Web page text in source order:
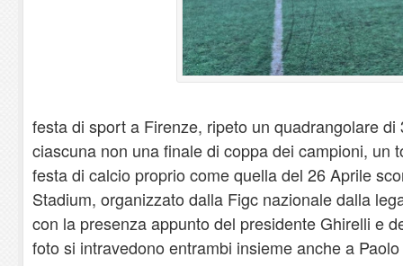
festa di sport a Firenze, ripeto un quadrangolare
ciascuna non una finale di coppa dei campioni, un
festa di calcio proprio come quella del 26 Aprile
Stadium, organizzato dalla Figc nazionale dalla
con la presenza appunto del presidente Ghirelli e
foto si intravedono entrambi insieme anche a